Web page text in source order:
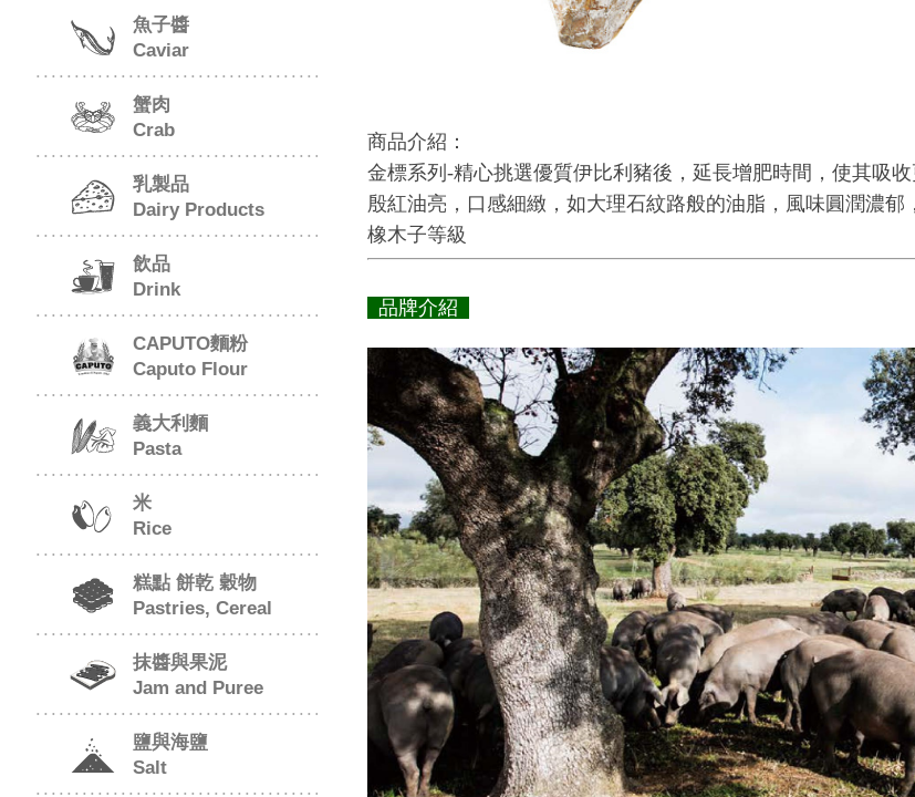
魚子醬
Caviar
蟹肉
Crab
乳製品
Dairy Products
飲品
Drink
CAPUTO麵粉
Caputo Flour
義大利麵
Pasta
米
Rice
糕點 餅乾 穀物
Pastries, Cereal
抹醬與果泥
Jam and Puree
鹽與海鹽
Salt
商品介紹：
金標系列-精心挑選優質伊比利豬後，延長增肥時間，使其吸
殷紅油亮，口感細緻，如大理石紋路般的油脂，風味圓潤濃郁
橡木子等級
品牌介紹